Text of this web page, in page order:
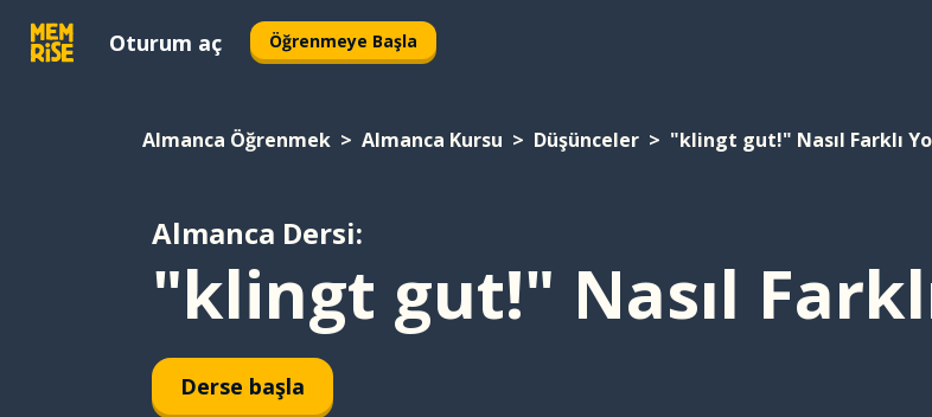
Oturum aç Öğrenmeye Başla
Almanca Öğrenmek Almanca Kursu Düşünceler "klingt gut!" Nasıl Farklı
Almanca Dersi:
"klingt gut!" Nasıl
Derse başla